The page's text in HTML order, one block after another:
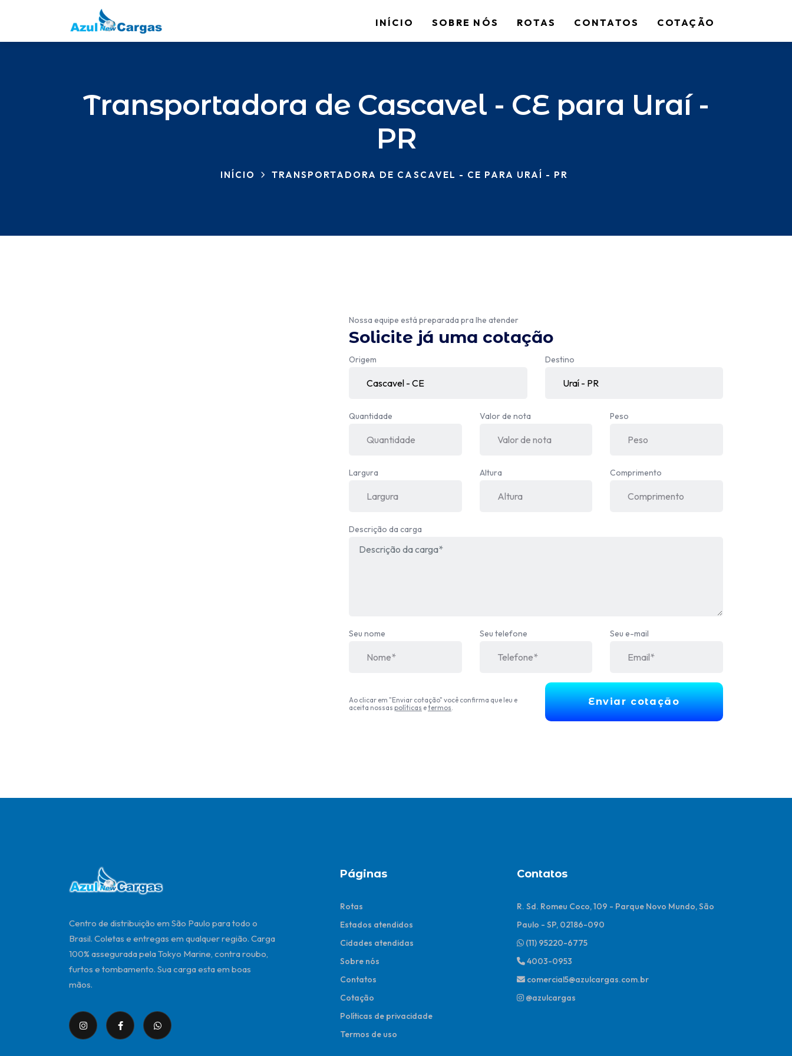
INÍCIO SOBRE NÓS ROTAS CONTATOS COTAÇÃO
Transportadora de Cascavel - CE para Uraí -
PR
INÍCIO TRANSPORTADORA DE CASCAVEL - CE PARA URAÍ - PR
Nossa equipe está preparada pra lhe atender
Solicite já uma cotação
Origem Destino
Quantidade Valor de nota Peso
Largura Altura Comprimento
Descrição da carga
Seu nome Seu telefone Seu e-mail
Ao clicar em "Enviar cotação" você confirma que leu e
aceita nossas políticas etermos Enviar cotação
Centro de distribuição em São Paulo para todo o
Brasil. Coletas e entregas em qualquer região. Carga
100% assegurada pela Tokyo Marine, contra roubo,
furtos e tombamento. Sua carga esta em boas
mãos.
Páginas
Rotas
Estados atendidos
Cidades atendidas
Sobre nós
Contatos
Cotação
Políticas de privacidade
Termos de uso
Contatos
R. Sd. Romeu Coco, 109 - Parque Novo Mundo, São
Paulo - SP, 02186-090
(11) 95220-6775
4003-0953
comercial5@azulcargas.com.br
@azulcargas